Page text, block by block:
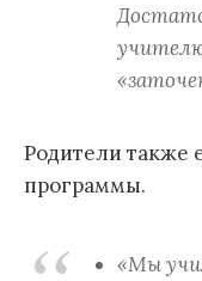
Родители также
программы.
«Мы